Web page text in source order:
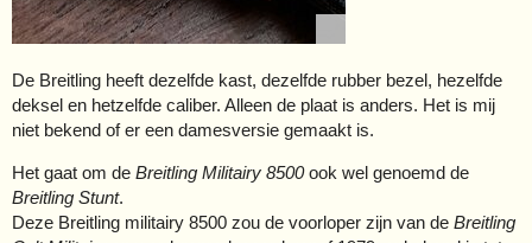
De Breitling heeft dezelfde kast, dezelfde rubber bezel, hezelfde
deksel en hetzelfde caliber. Alleen de plaat is anders. Het is mij
niet bekend of er een damesversie gemaakt is.
Het gaat om de Breitling Militairy 8500ook wel genoemd de
Breitling Stunt.
Deze Breitling militairy 8500 zou de voorloper zijn van de Breitling